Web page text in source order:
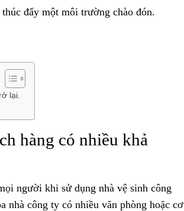
đẩy một môi trường chào đón.
lại.
hàng có nhiều khả
người khi sử dụng nhà vệ sinh công
nhà công ty có nhiều văn phòng hoặc cơ